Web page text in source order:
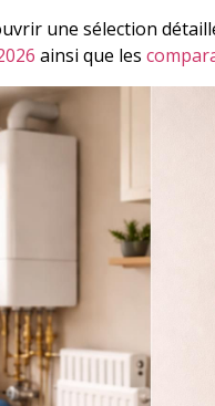
une sélection
ainsi que les